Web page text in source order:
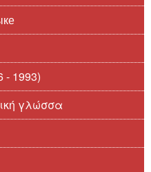
- 1993)
γλώσσα